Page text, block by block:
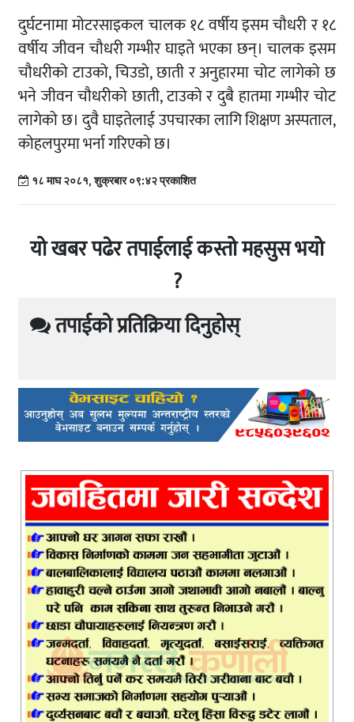
दुर्घटनामा मोटरसाइकल चालक १८ वर्षीय इसम चौधरी र १८
वर्षीय जीवन चौधरी गम्भीर घाइते भएका छन्। चालक इसम
चौधरीको टाउको, चिउडो, छाती र अनुहारमा चोट लागेको छ
भने जीवन चौधरीको छाती, टाउको र दुबै हातमा गम्भीर चोट
लागेको छ। दुवै घाइतेलाई उपचारका लागि शिक्षण अस्पताल,
कोहलपुरमा भर्ना गरिएको छ।
१८ माघ २०८१, शुक्रबार ०९:४२ प्रकाशित
यो खबर पढेर तपाईलाई कस्तो महसुस भयो
?
तपाईको प्रतिक्रिया दिनुहोस्